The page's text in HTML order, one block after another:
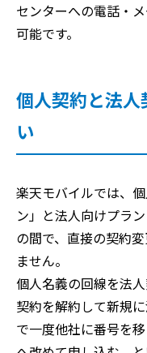
センターへの電話・
可能です。
個人契約と法
い
楽天モバイルでは、
ン」と法人向けプラ
の間で、直接の契約
ません。
個人名義の回線を法
契約を解約して新規
で一度他社に番号を